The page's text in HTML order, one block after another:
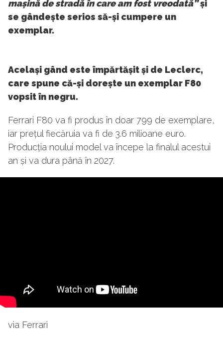
mașină de stradă în care am fost vreodată”și
se gândește serios să-și cumpere un
exemplar.
Același gând este împărtășit și de Leclerc,
care spune că-și dorește un exemplar F80
vopsit în negru.
Ferrari F80 va fi produs în doar 799 de exemplare,
iar prețul fiecăruia va fi de 3.6 milioane euro.
Producția noului model va începe la finalul acestui
an și va dura până în 2027.
via Ferrari